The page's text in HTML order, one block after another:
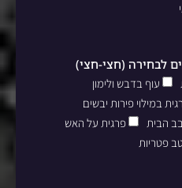
עוף בדבש ולימון
במילוי פירות יבשים
הבית
פרגית על האש
פטריות